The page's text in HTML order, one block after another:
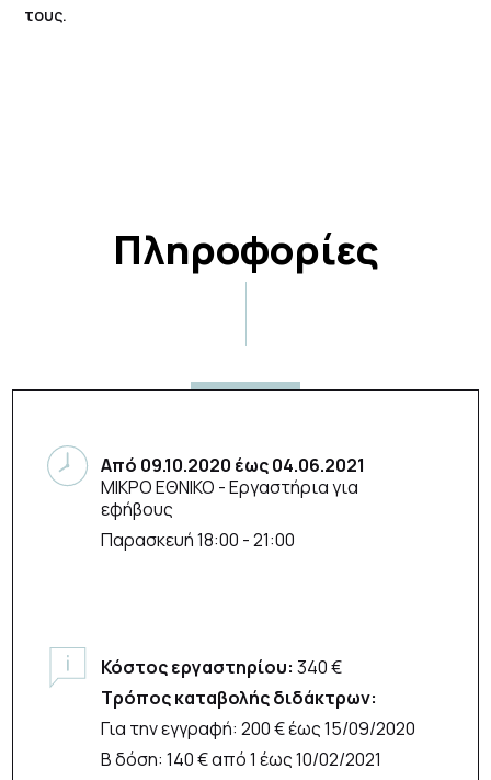
τους.
Πληροφορίες
Από 09.10.2020 έως04.06.2021
ΜΙΚΡΟ ΕΘΝΙΚΟ - Εργαστήρια για
εφήβους
Παρασκευή 18:00 - 21:00
Κόστος εργαστηρίου: 340 €
Τρόπος καταβολής διδάκτρων:
Για την εγγραφή: 200 € έως 15/09/2020
Β δόση: 140 € από 1 έως 10/02/2021